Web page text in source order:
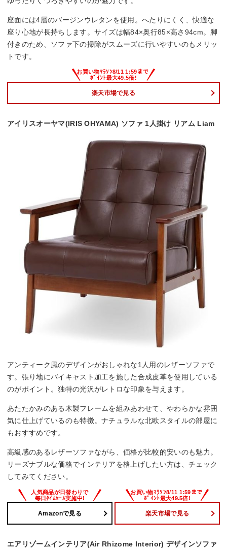
座面には4層のバージンウレタンを使用。へたりにくく、快適な
座り心地が長持ちします。サイズは幅84×奥行85×高さ94cm。脚
付きのため、ソファ下の掃除がスムーズに行いやすいのもメリッ
トです。
楽天市場で見る
アイリスオーヤマ(IRIS OHYAMA) ソファ 1人掛け リアム Liam
アンティーク風のデザインがおしゃれな1人用のレザーソファで
す。張り地にバイキャスト加工を施した合成皮革を使用している
のがポイント。独特の光沢がレトロな印象を与えます。
あたたかみのある木製フレームを組みあわせて、やわらかな雰囲
気に仕上げているのも特徴。ナチュラルな北欧スタイルの部屋に
もおすすめです。
高級感のあるレザーソファながら、価格が比較的安いのも魅力。
リーズナブルな価格でインテリアを格上げしたい方は、チェック
してみてください。
Amazonで見る 楽天市場で見る
エアリゾームインテリア(Air Rhizome Interior) デザインソファ